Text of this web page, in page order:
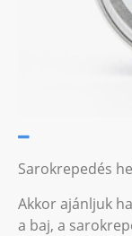
Sarokrepedés
Akkor ajánljuk
a baj, a